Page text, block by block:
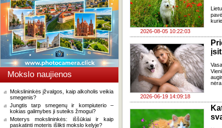
Mokslo naujienos
Mokslininkės įžvalgos, kaip alkoholis veikia
smegenis?
Jungtis tarp smegenų ir kompiuterio –
kokias galimybes ji suteiks žmogui?
Moterys mokslininkės: iššūkiai ir kaip
paskatinti moteris išlikti mokslo kelyje?
2026-08-05 10:22:03
2026-06-19 14:09:18